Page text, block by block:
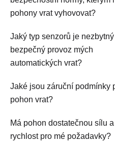
pohony vrat vyhovovat?
Jaký typ senzorů je
bezpečný provoz mých
automatických vrat?
Jaké jsou záruční podmínky
pohon vrat?
Má pohon dostatečnou sílu a
rychlost pro mé požadavky?